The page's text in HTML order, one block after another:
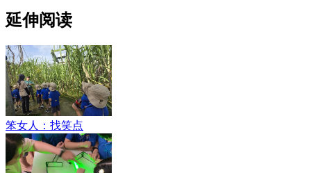
延伸阅读
笨女人：找笑点